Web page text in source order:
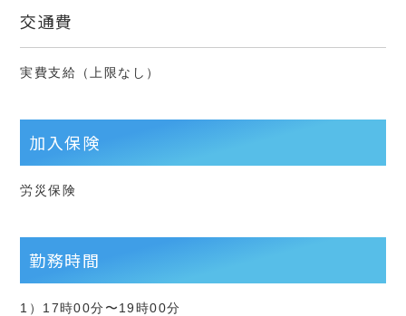
交通費
実費支給（上限なし）
加入保険
労災保険
勤務時間
1）17時00分〜19時00分